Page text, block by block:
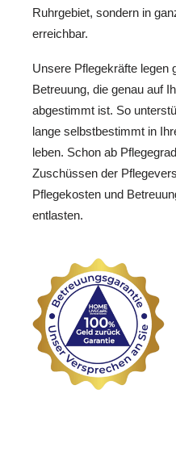
Ruhrgebiet, sondern in
erreichbar.
Unsere Pflegekräfte legen
Betreuung, die genau auf
abgestimmt ist. So
lange selbstbestimmt in
leben. Schon ab
Zuschüssen der
Pflegekosten und
entlasten.